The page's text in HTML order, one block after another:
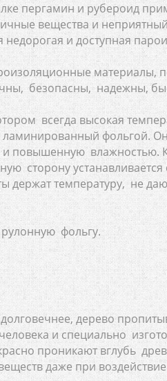
пергамин и рубероид
вещества и
недорогая и доступная
материалы,
безопасны, надежны,
всегда высокая
фольгой.
и повышенную влажностью.
сторону
держат температуру, не
фольгу.
дерево
и специально
проникают вглубь
даже при